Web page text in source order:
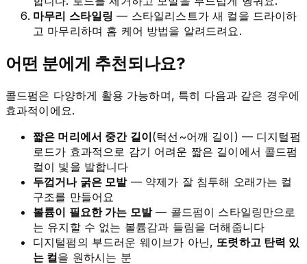
마무리 스타일링 — 스타일리스트가 새 컬을 드라이하
고 마무리하며 홈 케어 방법을 알려드려요.
어떤 분에게 추천되나요?
콜드펌은 다양하게 활용 가능하며, 특히 다음과 같은 경우에
효과적이에요.
짧은 머리에서 중간 길이(턱선~어깨 길이) — 디지털펌
로드가 효과적으로 감기 어려운 짧은 길이에서 콜드펌
컬이 빛을 발합니다
두껍거나 굵은 모발— 약제가 잘 침투해 오래가는 컬
구조를 만들어요
볼륨이 필요한 가는 모발— 콜드펌이 스타일링만으로
는 유지할 수 없는 볼륨감과 들림을 더해줍니다
디지털펌의 부드러운 웨이브가 아닌, 또렷하고 탄력 있
는 컬을 원하시는 분